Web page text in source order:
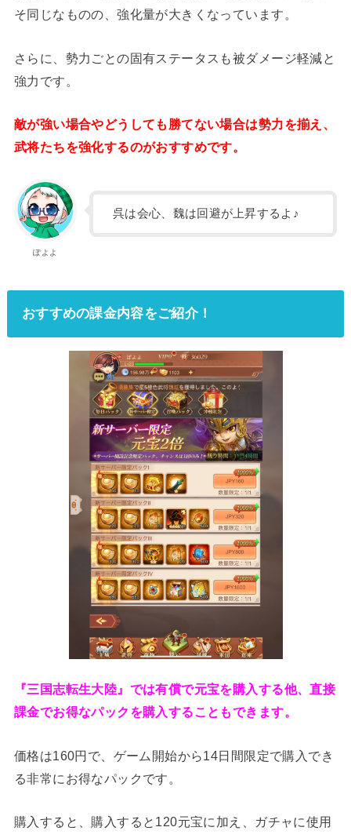
そ同じなものの、強化量が大きくなっています。
さらに、勢力ごとの固有ステータスも被ダメージ軽減と
強力です。
敵が強い場合やどうしても勝てない場合は勢力を揃え、
武将たちを強化するのがおすすめです。
ぽよよ
呉は会心、魏は回避が上昇するよ♪
おすすめの課金内容をご紹介！
『三国志転生大陸』では有償で元宝を購入する他、直接
課金でお得なパックを購入することもできます。
価格は160円で、ゲーム開始から14日間限定で購入でき
る非常にお得なパックです。
購入すると、購入すると120元宝に加え、ガチャに使用